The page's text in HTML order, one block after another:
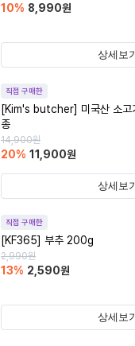
10% 8,990원
상세보
직접 구매한
[Kim's butcher] 미국산 소고
종
14,900원
20% 11,900원
상세보
직접 구매한
[KF365] 부추 200g
2,990원
13% 2,590원
상세보